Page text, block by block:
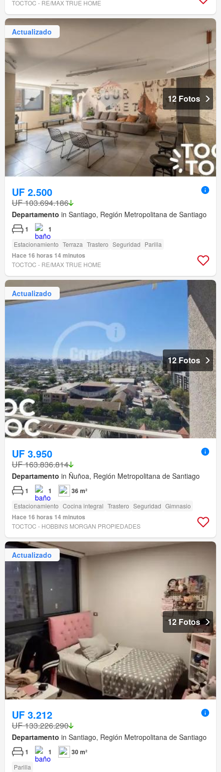
TOCTOC - RE/MAX TRUE HOME
Actualizado
12 Fotos
UF 2.500
UF 103.694.186
Departamento in Santiago, Región Metropolitana de Santiago
1 1
Estacionamiento Terraza Trastero Seguridad Parilla
Hace 16 horas 14 minutos
TOCTOC - RE/MAX TRUE HOME
Actualizado
12 Fotos
UF 3.950
UF 163.836.814
Departamento in Ñuñoa, Región Metropolitana de Santiago
1 1 36 m²
Estacionamiento Cocina integral Trastero Seguridad Gimnasio
Hace 16 horas 14 minutos
TOCTOC - HOBBINS MORGAN PROPIEDADES
Actualizado
12 Fotos
UF 3.212
UF 133.226.290
Departamento in Santiago, Región Metropolitana de Santiago
1 1 30 m²
Parilla